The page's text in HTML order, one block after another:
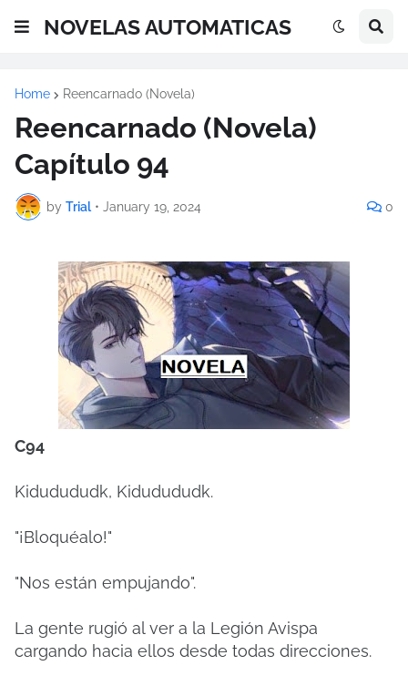
NOVELAS AUTOMATICAS
Home Reencarnado (Novela)
Reencarnado (Novela)
Capítulo 94
by Trial • January 19, 2024 0
C94
Kidudududk, Kidudududk.
"¡Bloquéalo!"
"Nos están empujando".
La gente rugió al ver a la Legión Avispa
cargando hacia ellos desde todas direcciones.